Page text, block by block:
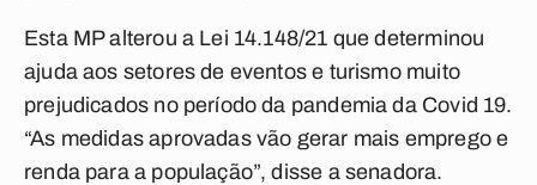
Esta MP alterou a Lei 14.148/21 que determinou
ajuda aos setores de eventos e turismo muito
prejudicados no período da pandemia da Covid 19.
“As medidas aprovadas vão gerar mais emprego e
renda para a população”, disse a senadora.